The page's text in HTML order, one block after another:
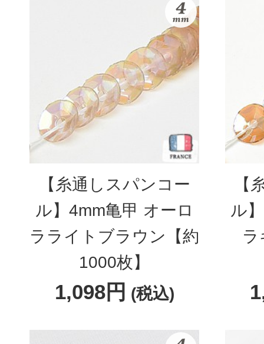
【糸通しスパンコー
ル】4mm亀甲 オーロ
ラライトブラウン【約
1000枚】
1,098円 (税込)
【
ル